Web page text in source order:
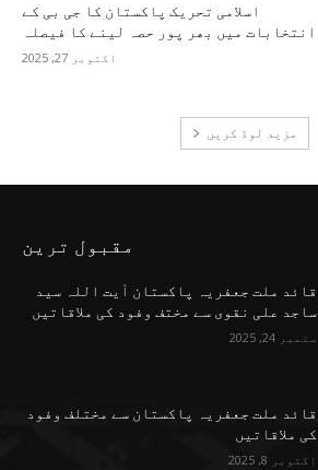
اسلامی تحریک پاکستان کا جی بی کے
انتخابات میں بھر پور حصہ لینے کا فیصلہ
اکتوبر 27, 2025
مزید لوڈ کریں
مقبول ترین
قائد ملت جعفریہ پاکستان آیت اللہ سید
ساجد علی نقوی سے مختف وفود کی ملاقاتیں
ستمبر 24, 2025
قائد ملت جعفریہ پاکستان سے مختلف وفود
کی ملاقاتیں
اکتوبر 8, 2025